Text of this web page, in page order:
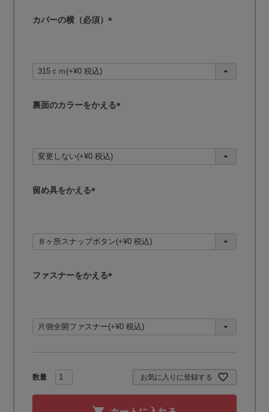
お気に入りに登録する
カバーの横（必須）
須
)
裏面のカラーをかえる
須
)
留め具をかえる
須
)
ファスナーをかえる
須
)